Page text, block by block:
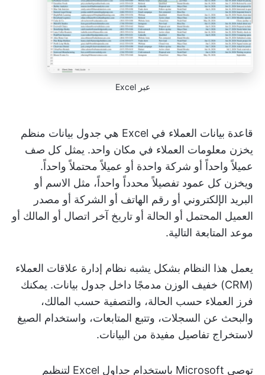
عبر Excel
قاعدة بيانات العملاء في Excel هي جدول بيانات منظم
يخزن معلومات العملاء في مكان واحد. يمثل كل صف
عميلاً واحداً أو شركة واحدة أو عميلاً محتملاً واحداً.
ويخزن كل عمود تفصيلاً محدداً واحداً، مثل الاسم أو
البريد الإلكتروني أو رقم الهاتف أو الشركة أو مصدر
العميل المحتمل أو الحالة أو تاريخ آخر اتصال أو المالك أو
موعد المتابعة التالية.
يعمل هذا النظام بشكل يشبه نظام إدارة علاقات العملاء
(CRM) خفيف الوزن مدمجًا داخل جدول بيانات. يمكنك
فرز العملاء حسب الحالة، والتصفية حسب المالك،
والبحث عن السجلات، وتتبع المتابعات، واستخدام الصيغ
لاستخراج تفاصيل مفيدة من البيانات.
توصي Microsoft باستخدام جداول Excel لتنظيم